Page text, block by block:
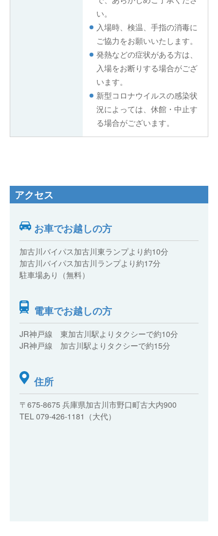
い。
入場時、検温、手指の消毒に
ご協力をお願いいたします。
発熱などの症状がある方は、
入場をお断りする場合がござ
います。
新型コロナウイルスの感染状
況によっては、休館・中止す
る場合がございます。
アクセス
お車でお越しの方
加古川バイパス加古川東ランプより約10分
加古川バイパス加古川ランプより約17分
駐車場あり（無料）
電車でお越しの方
JR神戸線 東加古川駅よりタクシーで約10分
JR神戸線 加古川駅よりタクシーで約15分
住所
〒675-8675 兵庫県加古川市野口町古大内900
TEL 079-426-1181（大代）